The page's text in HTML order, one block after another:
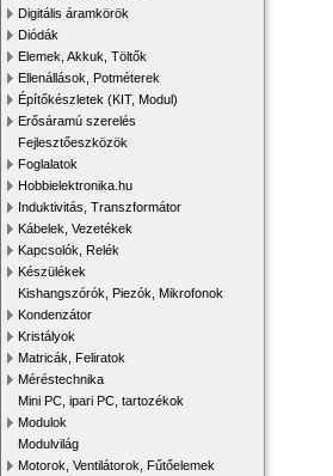
Digitális áramkörök
Diódák
Elemek, Akkuk, Töltők
Ellenállások, Potméterek
Építőkészletek (KIT, Modul)
Erősáramú szerelés
Fejlesztőeszközök
Foglalatok
Hobbielektronika.hu
Induktivitás, Transzformátor
Kábelek, Vezetékek
Kapcsolók, Relék
Készülékek
Kishangszórók, Piezók, Mikrofonok
Kondenzátor
Kristályok
Matricák, Feliratok
Méréstechnika
Mini PC, ipari PC, tartozékok
Modulok
Modulvilág
Motorok, Ventilátorok, Fűtőelemek